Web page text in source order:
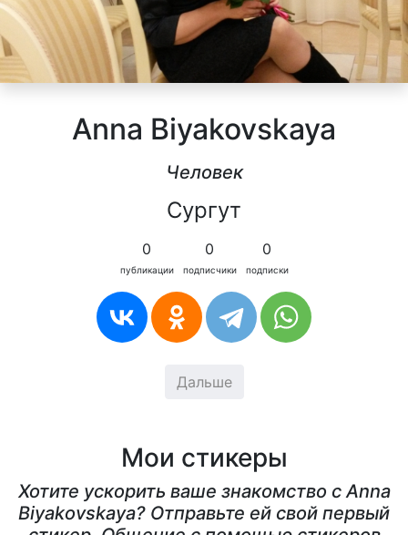
Anna Biyakovskaya
Человек
Сургут
0
публикации
0
подписчики
0
подписки
Дальше
Мои стикеры
Хотите ускорить ваше знакомство с Anna
Biyakovskaya? Отправьте ей свой первый